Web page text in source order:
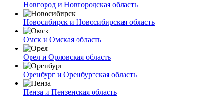
Новгород и Новгородская область
Новосибирск и Новосибирская область
Омск и Омская область
Орел и Орловская область
Оренбург и Оренбургская область
Пенза и Пензенская область